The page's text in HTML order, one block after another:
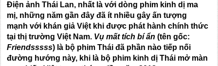
Điện ảnh Thái Lan, nhất là với dòng phim kinh dị ma
mị, những năm gần đây đã ít nhiều gây ấn tượng
mạnh với khán giả Việt khi được phát hành chính thức
tại thị trường Việt Nam. Vụ mất tích bí ẩn (tên gốc:
Friendsssss) là bộ phim Thái đã phần nào tiếp nối
đường hướng này, khi là bộ phim kinh dị Thái mở màn